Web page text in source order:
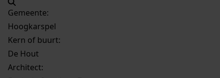
Gemeente:
Hoogkarspel
Kern of buurt:
De Hout
Architect: